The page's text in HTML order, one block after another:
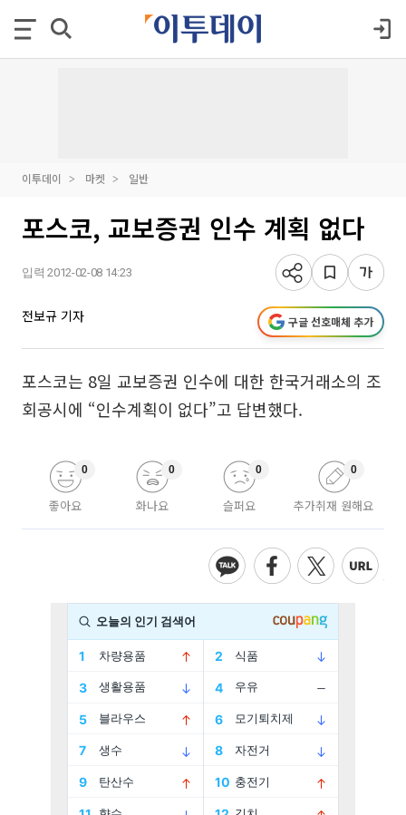
이투데이 마켓 일반
포스코, 교보증권 인수 계획 없다
입력 2012-02-08 14:23
전보규 기자 구글 선호매체 추가
포스코는 8일 교보증권 인수에 대한 한국거래소의 조
회공시에 “인수계획이 없다”고 답변했다.
좋아요
0
화나요
0
슬퍼요
0
추가취재 원해요
0